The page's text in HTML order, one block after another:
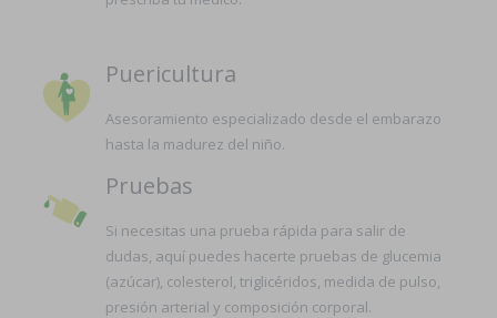
Puericultura
Asesoramiento especializado desde el embarazo
hasta la madurez del niño.
Pruebas
Si necesitas una prueba rápida para salir de
dudas, aquí puedes hacerte pruebas de glucemia
(azúcar), colesterol, triglicéridos, medida de pulso,
presión arterial y composición corporal.